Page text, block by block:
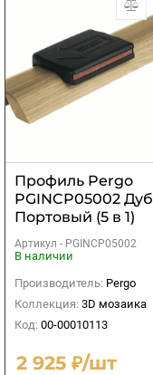
Профиль Pergo
PGINCP05002 Дуб
Портовый (5 в 1)
Артикул - PGINCP05002
В наличии
Производитель: Pergo
Коллекция: 3D мозаика
Код: 00-00010113
2 925 ₽/шт